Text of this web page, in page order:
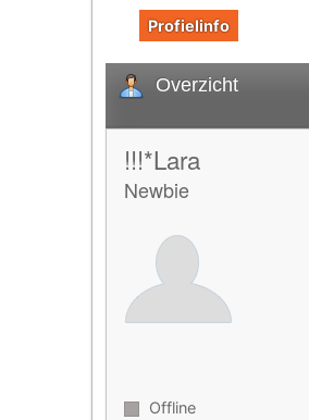
Profielinfo
Overzicht
!!!*Lara
Newbie
Offline